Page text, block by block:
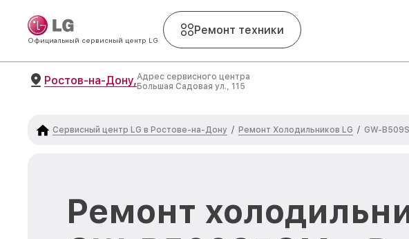
Официальный сервисный центр LG
Ремонт техники
Ростов-на-Дону,Адрес сервисного центра
Большая Садовая ул., 115
Сервисный центр LG в Ростове-на-Дону / Ремонт Холодильников LG / GW-
Ремонт